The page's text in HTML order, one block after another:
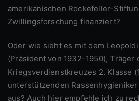
amerikanischen Rockefeller-
Zwillingsforschung finanziert?
Oder wie sieht es mit dem Leopoldina-Präsidenten
(Präsident von 1932-1950), Träger
Kriegsverdienstkreuzes 2. Klasse
unterstützenden
aus? Auch hier empfehle ich zu